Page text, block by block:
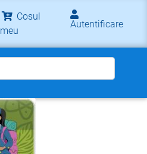
Cosul
meu
Autentificare